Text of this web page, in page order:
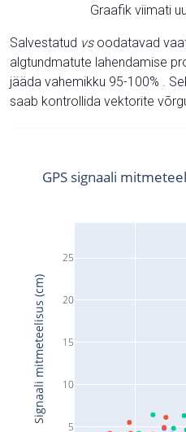
Graafik viimati
Salvestatud vsoodatavad
algtundmatute lahendamise
jääda vahemikku 95-100% .
saab kontrollida vektorite
5
10
15
20
25
GPS signaali
Signaali mitmeteelisus (cm)